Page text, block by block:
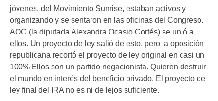
jóvenes, del Movimiento Sunrise, estaban activos y
organizando y se sentaron en las oficinas del Congreso.
AOC (la diputada Alexandra Ocasio Cortés) se unió a
ellos. Un proyecto de ley salió de esto, pero la oposición
republicana recortó el proyecto de ley original en casi un
100% Ellos son un partido negacionista. Quieren destruir
el mundo en interés del beneficio privado. El proyecto de
ley final del IRA no es ni de lejos suficiente.